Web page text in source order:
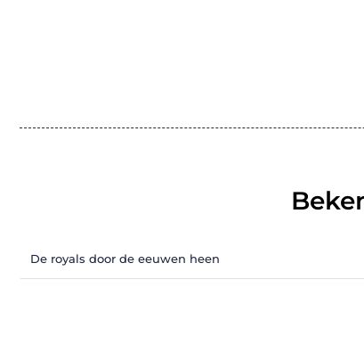
De royals door de eeuwen heen